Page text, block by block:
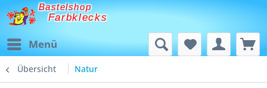
Bastelshop
Farbklecks
Menü
Übersicht Natur